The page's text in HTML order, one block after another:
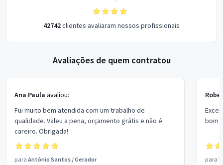
42742clientes avaliaram nossos profissionais
Avaliações de quem contratou
Ana Paula avaliou:
Fui muito bem atendida com um trabalho de
qualidade. Valeu a pena, orçamento grátis e não é
careiro. Obrigada!
para Antônio Santos /Gerador
bom
para